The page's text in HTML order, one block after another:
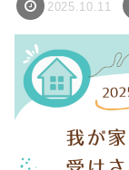
2025.10.11